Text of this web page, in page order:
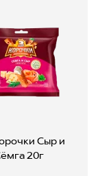
Сыр и
20г